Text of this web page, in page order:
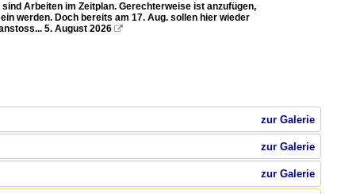
Arbeiten im Zeitplan. Gerechterweise ist anzufügen,
werden. Doch bereits am 17. Aug. sollen hier wieder
5. August 2026 
zur Galerie
zur Galerie
zur Galerie